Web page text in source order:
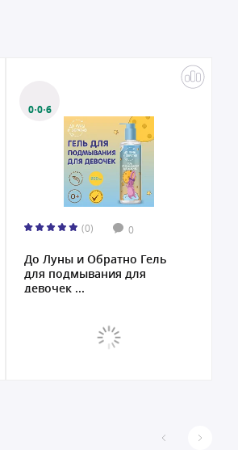
0·0·6
(0) 0
До Луны и Обратно Гель
для подмывания для
девочек ...